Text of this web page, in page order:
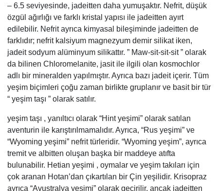
– 6.5 seviyesinde, jadeitten daha yumuşaktır. Nefrit, düşük
özgül ağırlığı ve farklı kristal yapısı ile jadeitten ayırt
edilebilir. Nefrit ayrıca kimyasal bileşiminde jadeitten de
farklıdır; nefrit kalsiyum magnezyum demir silikat iken,
jadeit sodyum alüminyum silikattır. ” Maw-sit-sit-sit ” olarak
da bilinen Chloromelanite, jasit ile ilgili olan kosmochlor
adlı bir mineralden yapılmıştır. Ayrıca bazı jadeit içerir. Tüm
yeşim biçimleri çoğu zaman birlikte gruplanır ve basit bir tür
“ yeşim taşı ” olarak satılır.
yeşim taşı , yanıltıcı olarak “Hint yeşimi” olarak satılan
aventurin ile karıştırılmamalıdır. Ayrıca, “Rus yeşimi” ve
“Wyoming yeşimi” nefrit türleridir. “Wyoming yeşim”, ayrıca
tremit ve albitten oluşan başka bir maddeye atıfta
bulunabilir. Hetian yeşimi , oymalar ve yeşim takıları için
çok aranan Hotan’dan çıkartılan bir Çin yeşilidir. Krisopraz
ayrıca “Avustralya yeşimi” olarak geçirilir, ancak jadeitten